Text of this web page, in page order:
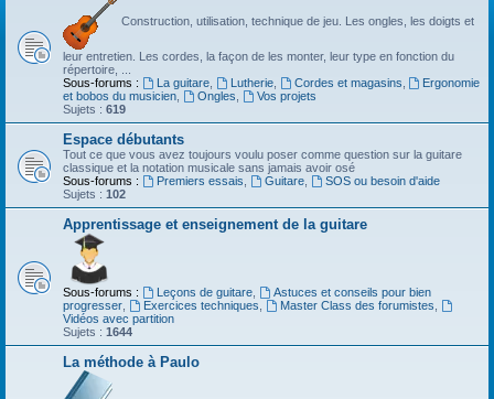
Construction, utilisation, technique de jeu. Les ongles, les doigts et
leur entretien. Les cordes, la façon de les monter, leur type en fonction du
répertoire, ...
Sous-forums :
La guitare, Lutherie, Cordes et magasins
Ergonomie
et bobos du musicien
Ongles
Vos projets
Sujets : 619
Espace débutants
Tout ce que vous avez toujours voulu poser comme question sur la guitare
classique et la notation musicale sans jamais avoir osé
Sous-forums :
Premiers essais Guitare,
SOS ou besoin d'aide
Sujets : 102
Apprentissage et enseignement de la guitare
Sous-forums : Leçons de guitare,
Astuces et conseils pour bien
progresser
Exercices techniques Master Class des forumistes
Vidéos avec partition
Sujets : 1644
La méthode à Paulo